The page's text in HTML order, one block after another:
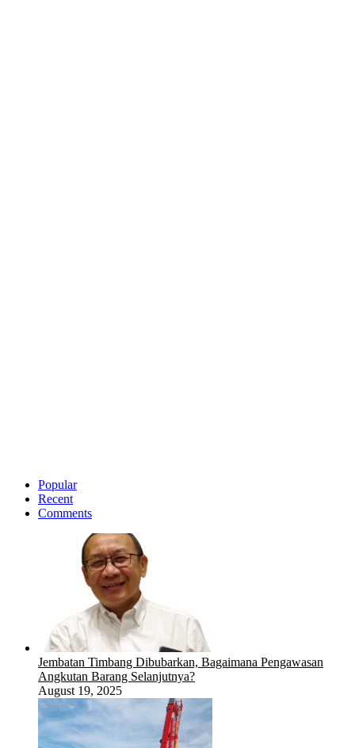
Popular
Recent
Comments
Jembatan Timbang Dibubarkan, Bagaimana Pengawasan
Angkutan Barang Selanjutnya?
August 19, 2025